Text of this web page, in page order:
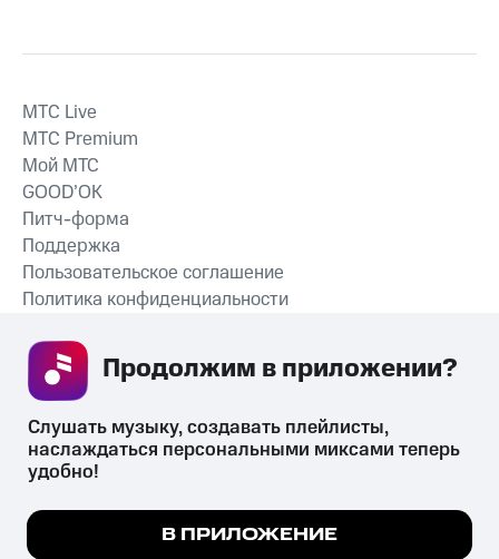
СКАЧАТЬ ПРИЛОЖЕНИЕ
MTС Live
MTС Premium
Мой МТС
GOOD’OK
Питч-форма
Поддержка
Пользовательское соглашение
Политика конфиденциальности
психотропных веществ, их аналогов причиняет вред здоровью,
их незаконный оборот запрещён и влечёт установленную
Мы используем куки, чтобы на сайте все
Подробнее
Слушать музыку, создавать плейлисты,
наслаждаться персональными миксами теперь
удобно!
В ПРИЛОЖЕНИЕ